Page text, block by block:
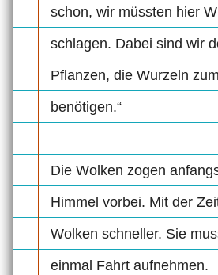
schon, wir müssten hier
schlagen. Dabei sind wir
Pflanzen, die Wurzeln
benötigen.“
Die Wolken zogen
Himmel vorbei. Mit der
Wolken schneller. Sie
einmal Fahrt aufnehmen.